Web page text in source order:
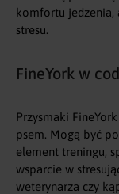
komfortu jedzenia,
stresu.
FineYork w
Przysmaki
psem. Mogą być
element treningu,
wsparcie w
weterynarza czy